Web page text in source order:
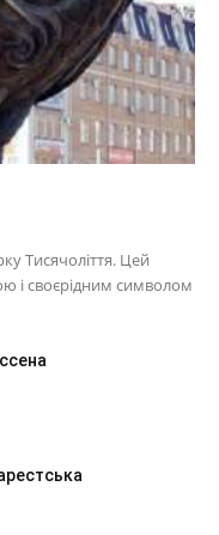
Тисячоліття. Цей
і своєрідним символом